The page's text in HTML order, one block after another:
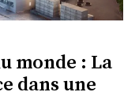
monde : La
dans une